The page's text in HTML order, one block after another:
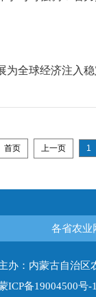
为全球经济注入
首页 上一页 1
各省农业
办：内蒙古自治
ICP备19004500号-